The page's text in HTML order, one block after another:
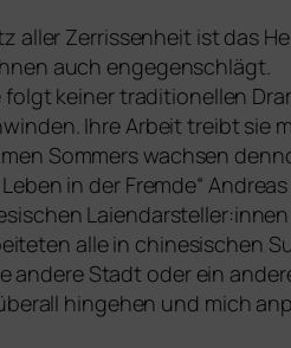
aller Zerrissenheit ist das
auch enge­gen­schlägt.
folgt kei­ner tra­di­tio­nel­len
Ihre Arbeit treibt sie
Sommers wach­sen
in der Fremde“
alle in chi­ne­si­schen
ande­re Stadt oder ein
hin­ge­hen und mich